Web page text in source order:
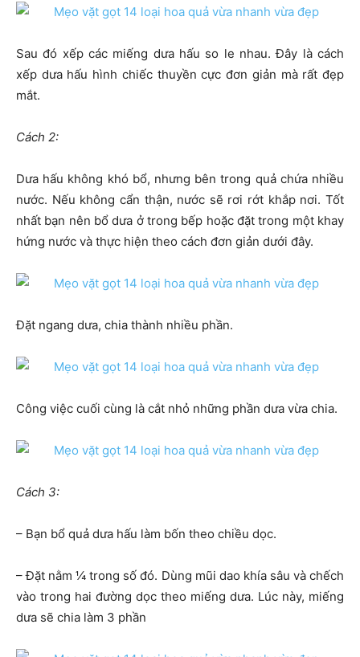
Sau đó xếp các miếng dưa hấu so le nhau. Đây là cách
xếp dưa hấu hình chiếc thuyền cực đơn giản mà rất đẹp
mắt.
Cách 2:
Dưa hấu không khó bổ, nhưng bên trong quả chứa nhiều
nước. Nếu không cẩn thận, nước sẽ rơi rớt khắp nơi. Tốt
nhất bạn nên bổ dưa ở trong bếp hoặc đặt trong một khay
hứng nước và thực hiện theo cách đơn giản dưới đây.
Đặt ngang dưa, chia thành nhiều phần.
Công việc cuối cùng là cắt nhỏ những phần dưa vừa chia.
Cách 3:
– Bạn bổ quả dưa hấu làm bốn theo chiều dọc.
– Đặt nằm ¼ trong số đó. Dùng mũi dao khía sâu và chếch
vào trong hai đường dọc theo miếng dưa. Lúc này, miếng
dưa sẽ chia làm 3 phần